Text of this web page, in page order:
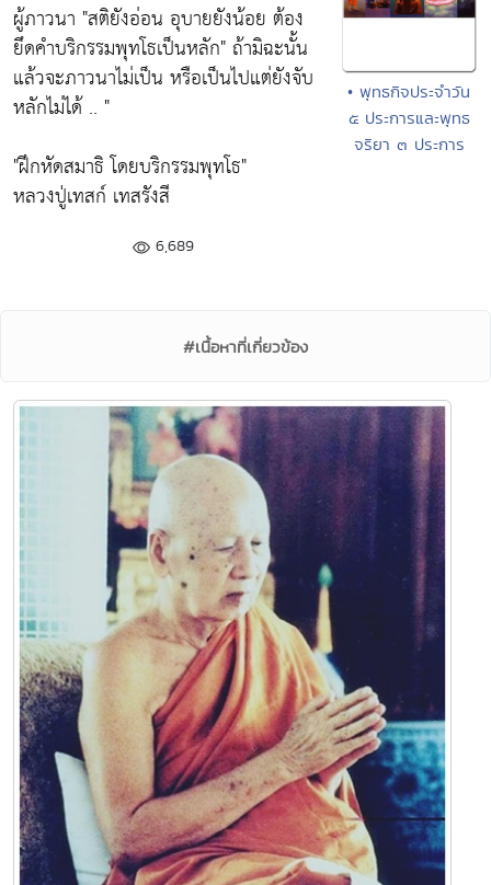
ผู้ภาวนา "สติยังอ่อน อุบายยังน้อย ต้อง
ยึดคำบริกรรมพุทโธเป็นหลัก"ถ้ามิฉะนั้น
แล้วจะภาวนาไม่เป็น หรือเป็นไปแต่ยังจับ
หลักไม่ได้ .. "
"ฝึกหัดสมาธิ โดยบริกรรมพุทโธ"
หลวงปู่เทสก์ เทสรังสี
6,689
• พุทธกิจประจำวัน
๕ ประการและพุทธ
จริยา ๓ ประการ
#เนื้อหาที่เกี่ยวข้อง